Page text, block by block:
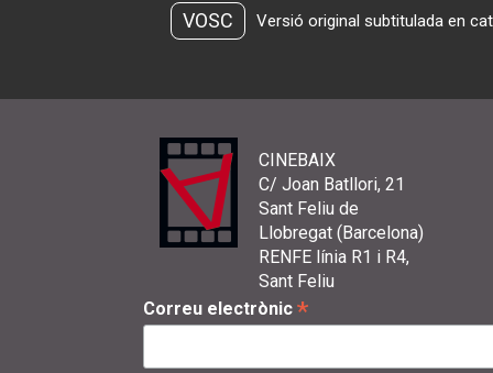
VOSC Versió original subtitulada en
CINEBAIX
C/ Joan Batllori, 21
Sant Feliu de
Llobregat (Barcelona)
RENFE línia R1 i R4,
Sant Feliu
Correu electrònic *